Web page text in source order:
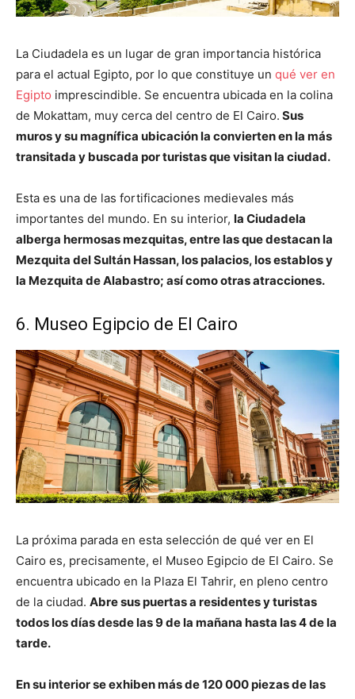
La Ciudadela es un lugar de gran importancia histórica
para el actual Egipto, por lo que constituye un qué ver en
Egipto imprescindible. Se encuentra ubicada en la colina
de Mokattam, muy cerca del centro de El Cairo. Sus
muros y su magnífica ubicación la convierten en la más
transitada y buscada por turistas que visitan la ciudad.
Esta es una de las fortificaciones medievales más
importantes del mundo. En su interior, la Ciudadela
alberga hermosas mezquitas, entre las que destacan la
Mezquita del Sultán Hassan, los palacios, los establos y
la Mezquita de Alabastro; así como otras atracciones.
6. Museo Egipcio de El Cairo
La próxima parada en esta selección de qué ver en El
Cairo es, precisamente, el Museo Egipcio de El Cairo. Se
encuentra ubicado en la Plaza El Tahrir, en pleno centro
de la ciudad. Abre sus puertas a residentes y turistas
todos los días desde las 9 de la mañana hasta las 4 de la
tarde.
En su interior se exhiben más de 120 000 piezas de las